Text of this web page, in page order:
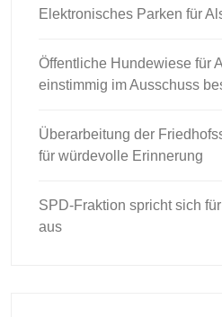
Elektronisches Parken für
Öffentliche Hundewiese für
einstimmig im Ausschuss
Überarbeitung der
für würdevolle Erinnerung
SPD-Fraktion spricht sich
aus